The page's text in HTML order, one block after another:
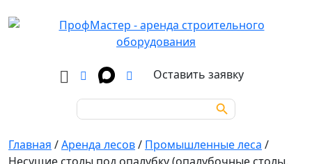
Search
for:
Search Button
Оставить заявку
Главная /Аренда лесов/ Промышленные леса /